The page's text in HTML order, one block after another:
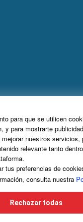
264927.
28521 Madrid
en los términos
de la Unión
adecuada cofinanciado
del 40%.
para que se utilicen
para mostrarte
nuestros servicios,
relevante tanto
tus preferencias de
consulta nuestra
Rechazar todas